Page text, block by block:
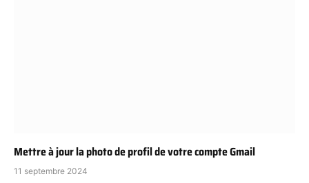
Mettre à jour la photo de profil de votre compte Gmail
11 septembre 2024